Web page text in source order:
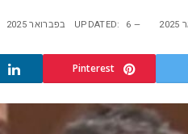
UPDATED: 6 בפברואר 2025
Pinterest